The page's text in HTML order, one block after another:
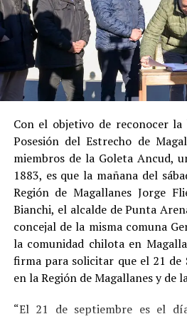
al admitir los hechos.
Suconducta anterior
registrar antecedentes
Estas circunstancias
procedimiento abreviado,
cumplimiento efectivo en
Indemnización a la víctima
por ocultamiento de bienes
En el ámbito civil, elJuzgado de
enseptiembre de 2023una
Pedro Montecinos apagar una
$120 millonespor concepto de
$80 millonesa favor de la
$40 millonesa favor de su
Con el objetivo de reconocer la
Posesión del Estrecho de
miembros de la Goleta Ancud,
1883, es que la mañana del
Región de Magallanes Jorge
Bianchi, el alcalde de Punta
concejal de la misma comuna
la comunidad chilota en
firma para solicitar que el 21 de
en la Región de Magallanes y de
“El 21 de septiembre es el